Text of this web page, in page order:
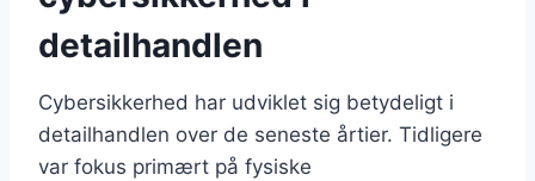
detailhandlen
Cybersikkerhed har udviklet sig betydeligt i
detailhandlen over de seneste årtier. Tidligere
var fokus primært på fysiske